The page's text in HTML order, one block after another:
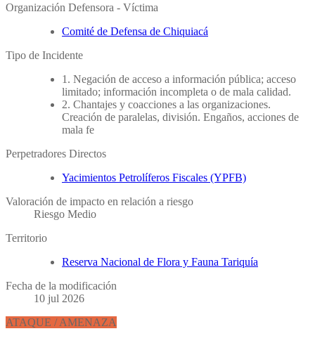
Organización Defensora - Víctima
Comité de Defensa de Chiquiacá
Tipo de Incidente
1. Negación de acceso a información pública; acceso
limitado; información incompleta o de mala calidad.
2. Chantajes y coacciones a las organizaciones.
Creación de paralelas, división. Engaños, acciones de
mala fe
Perpetradores Directos
Yacimientos Petrolíferos Fiscales (YPFB)
Valoración de impacto en relación a riesgo
Riesgo Medio
Territorio
Reserva Nacional de Flora y Fauna Tariquía
Fecha de la modificación
10 jul 2026
ATAQUE / AMENAZA